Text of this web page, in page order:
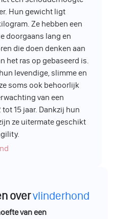
Hun gewicht ligt
Ze hebben een
doorgaans lang en
die doen denken aan
het ras op gebaseerd is.
levendige, slimme en
soms ook behoorlijk
van een
15 jaar. Dankzij hun
ze uitermate geschikt
overvlinderhond
van een